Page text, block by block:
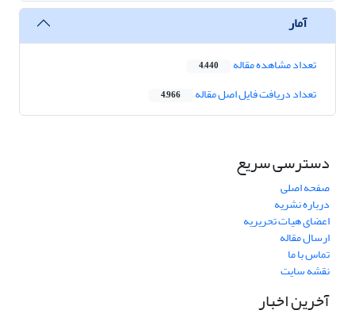
آمار
تعداد مشاهده مقاله 4,440
تعداد دریافت فایل اصل مقاله 4,966
دسترسی سریع
صفحه اصلی
درباره نشریه
اعضای هیات تحریریه
ارسال مقاله
تماس با ما
نقشه سایت
آخرین اخبار